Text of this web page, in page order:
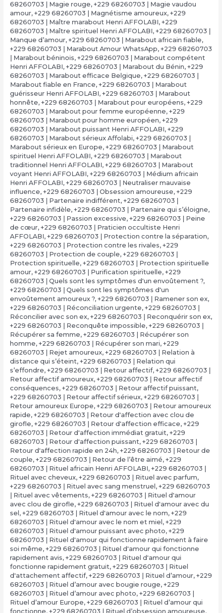
68260703 | Magie rouge, +229 68260703 | Magie vaudou
amour, +229 68260703 | Magnétisme amoureux, +229
68260703 | Maître marabout Henri AFFOLABI, +229
68260703 | Maître spirituel Henri AFFOLABI, +229 68260703 |
Manque d’amour, +229 68260703 | Marabout africain fiable,
+229 68260703 | Marabout Amour WhatsApp, +229 68260703
| Marabout béninois, +229 68260703 | Marabout compétent
Henri AFFOLABI, +229 68260703 | Marabout du Bénin, +229
68260703 | Marabout efficace Belgique, +229 68260703 |
Marabout fiable en France, +229 68260703 | Marabout
guérisseur Henri AFFOLABI, +229 68260703 | Marabout
honnête, +229 68260703 | Marabout pour européens, +229
68260703 | Marabout pour femme européenne, +229
68260703 | Marabout pour homme européen, +229
68260703 | Marabout puissant Henri AFFOLABI, +229
68260703 | Marabout sérieux Affolabi, +229 68260703 |
Marabout sérieux en Europe, +229 68260703 | Marabout
spirituel Henri AFFOLABI, +229 68260703 | Marabout
traditionnel Henri AFFOLABI, +229 68260703 | Marabout
voyant Henri AFFOLABI, +229 68260703 | Médium africain
Henri AFFOLABI, +229 68260703 | Neutraliser mauvaise
influence, +229 68260703 | Obsession amoureuse, +229
68260703 | Partenaire indifférent, +229 68260703 |
Partenaire infidèle, +229 68260703 | Partenaire qui s’éloigne,
+229 68260703 | Passion excessive, +229 68260703 | Peine
de cœur, +229 68260703 | Praticien occultiste Henri
AFFOLABI, +229 68260703 | Protection contre la séparation,
+229 68260703 | Protection contre les rivales, +229
68260703 | Protection de couple, +229 68260703 |
Protection spirituelle, +229 68260703 | Protection spirituelle
amour, +229 68260703 | Purification spirituelle, +229
68260703 | Quels sont les symptômes d'un envoûtement ?,
+229 68260703 | Quels sont les symptômes d'un
envoûtement amoureux ?, +229 68260703 | Ramener son ex,
+229 68260703 | Réconciliation urgente, +229 68260703 |
Réconcilier avec son ex, +229 68260703 | Reconquérir son ex,
+229 68260703 | Reconquête impossible, +229 68260703 |
Récupérer sa femme, +229 68260703 | Récupérer son
homme, +229 68260703 | Récupérer son mari, +229
68260703 | Rejet amoureux, +229 68260703 | Relation à
distance qui s’éteint, +229 68260703 | Relation qui
s’effondre, +229 68260703 | Retour affectif, +229 68260703 |
Retour affectif amoureux, +229 68260703 | Retour affectif
conséquences, +229 68260703 | Retour affectif puissant,
+229 68260703 | Retour affectif sérieux, +229 68260703 |
Retour amoureux Europe, +229 68260703 | Retour amoureux
rapide, +229 68260703 | Retour d'affection avec clou de
girofle, +229 68260703 | Retour d'affection efficace, +229
68260703 | Retour d'affection immédiat gratuit, +229
68260703 | Retour d'affection puissant, +229 68260703 |
Retour d'affection rapide en 24h, +229 68260703 | Retour de
couple, +229 68260703 | Retour de l’être aimé, +229
68260703 | Rituel africain Henri AFFOLABI, +229 68260703 |
Rituel avec cheveux, +229 68260703 | Rituel avec parfum,
+229 68260703 | Rituel avec sang menstruel , +229 68260703
| Rituel avec vêtements, +229 68260703 | Rituel d'amour
avec clou de girofle, +229 68260703 | Rituel d'amour avec du
sel , +229 68260703 | Rituel d'amour avec le nom, +229
68260703 | Rituel d'amour avec le nom et miel , +229
68260703 | Rituel d'amour puissant avec photo, +229
68260703 | Rituel d'amour qui fonctionne rapidement à faire
soi même, +229 68260703 | Rituel d'amour qui fonctionne
rapidement avis, +229 68260703 | Rituel d'amour qui
fonctionne rapidement gratuit, +229 68260703 | Rituel
d'attachement affectif, +229 68260703 | Rituel d’amour, +229
68260703 | Rituel d’amour avec bougie rouge, +229
68260703 | Rituel d’amour avec photo, +229 68260703 |
Rituel d’amour Europe, +229 68260703 | Rituel d’amour qui
fonctionne, +229 68260703 | Rituel d’obsession amoureuse,